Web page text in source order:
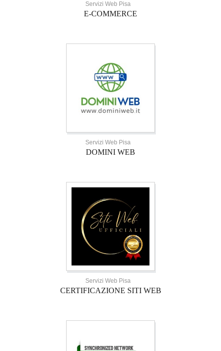
Servizi Web Pisa
E-COMMERCE
Servizi Web Pisa
DOMINI WEB
Servizi Web Pisa
CERTIFICAZIONE SITI WEB